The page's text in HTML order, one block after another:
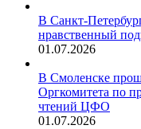
В Санкт-
нравственный
01.07.2026
В Смоленске
Оргкомитета по
чтений ЦФО
01.07.2026